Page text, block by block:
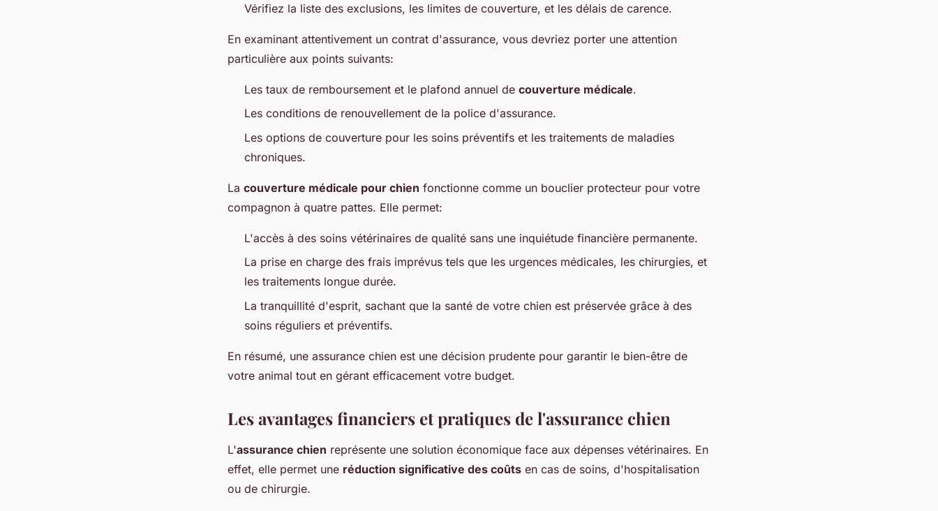
Vérifiez la liste des exclusions, les limites de couverture, et les délais de carence.
En examinant attentivement un contrat d'assurance, vous devriez porter une attention
particulière aux points suivants:
Les taux de remboursement et le plafond annuel de couverture médicale.
Les conditions de renouvellement de la police d'assurance.
Les options de couverture pour les soins préventifs et les traitements de maladies
chroniques.
La couverture médicale pour chien fonctionne comme un bouclier protecteur pour votre
compagnon à quatre pattes. Elle permet:
L'accès à des soins vétérinaires de qualité sans une inquiétude financière permanente.
La prise en charge des frais imprévus tels que les urgences médicales, les chirurgies, et
les traitements longue durée.
La tranquillité d'esprit, sachant que la santé de votre chien est préservée grâce à des
soins réguliers et préventifs.
En résumé, une assurance chien est une décision prudente pour garantir le bien-être de
votre animal tout en gérant efficacement votre budget.
Les avantages financiers et pratiques de l'assurance chien
L'assurance chien représente une solution économique face aux dépenses vétérinaires. En
effet, elle permet une réduction significative des coûts en cas de soins, d'hospitalisation
ou de chirurgie.